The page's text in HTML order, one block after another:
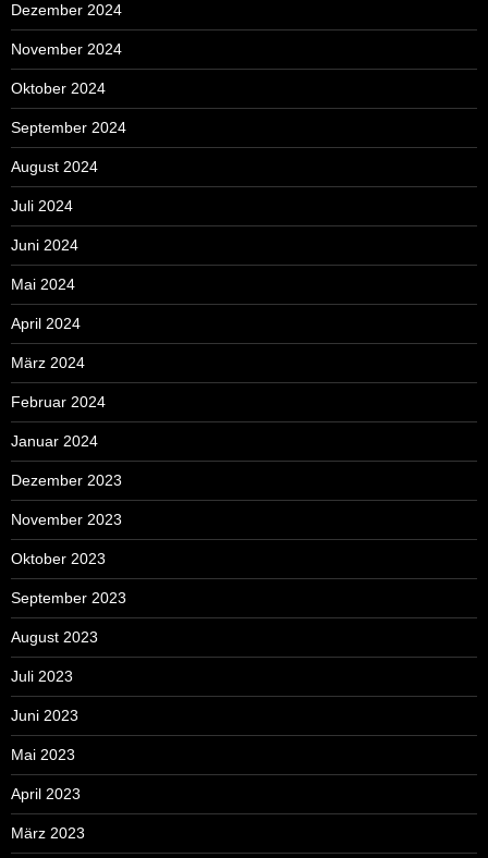
Dezember 2024
November 2024
Oktober 2024
September 2024
August 2024
Juli 2024
Juni 2024
Mai 2024
April 2024
März 2024
Februar 2024
Januar 2024
Dezember 2023
November 2023
Oktober 2023
September 2023
August 2023
Juli 2023
Juni 2023
Mai 2023
April 2023
März 2023